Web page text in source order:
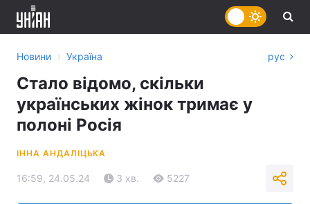
Новини › Україна рус
Стало відомо, скільки
українських жінок тримає у
полоні Росія
ІННА АНДАЛІЦЬКА
16:59, 24.05.24 3 хв. 5227